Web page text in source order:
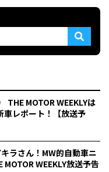
THE MOTOR WEEKLYは
車レポート！【放送予
キラさん！MW的自動車ニ
WEEKLY放送予告